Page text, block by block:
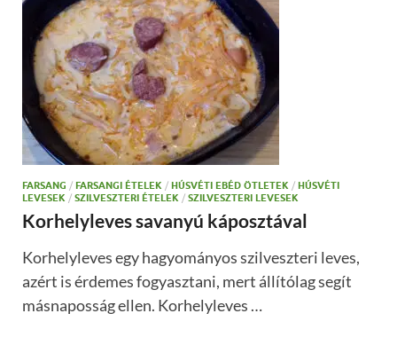
FARSANG / FARSANGI ÉTELEK / HÚSVÉTI EBÉD ÖTLETEK / HÚSVÉTI
LEVESEK / SZILVESZTERI ÉTELEK / SZILVESZTERI LEVESEK
Korhelyleves savanyú káposztával
Korhelyleves egy hagyományos szilveszteri leves,
azért is érdemes fogyasztani, mert állítólag segít
másnaposság ellen. Korhelyleves …